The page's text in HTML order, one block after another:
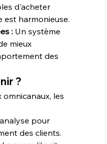
d'acheter
est harmonieuse.
: Un système
mieux
des
?
omnicanaux, les
pour
des clients.